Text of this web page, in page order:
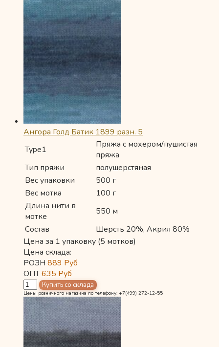
Ангора Голд Батик 1899 разн. 5
Type1
Пряжа с мохером/пушистая
пряжа
Тип пряжи
полушерстяная
Вес упаковки
500 г
Вес мотка
100 г
Длина нити в
мотке
550 м
Состав
Шерсть 20%, Акрил 80%
Цена за 1 упаковку (5 мотков)
Цена склада:
РОЗН 889 Руб
ОПТ635 Руб
Цены розничного магазина по телефону: +7(499) 272-12-55